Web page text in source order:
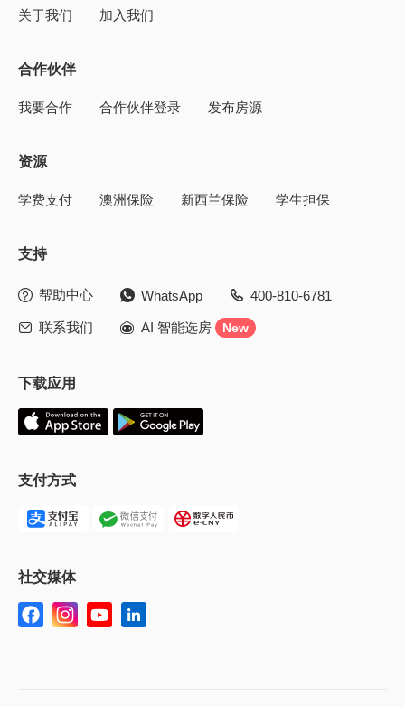
关于我们 加入我们
合作伙伴
我要合作 合作伙伴登录 发布房源
资源
学费支付 澳洲保险 新西兰保险 学生担保
支持
 帮助中心  WhatsApp  400-810-6781
 联系我们  AI 智能选房 New
下载应用
支付方式
社交媒体